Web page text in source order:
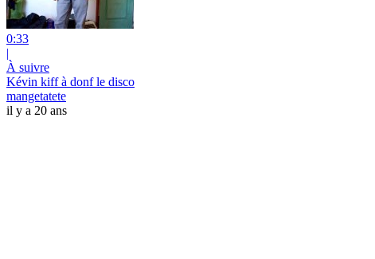
0:33
|
À suivre
Kévin kiff à donf le disco
mangetatete
il y a 20 ans